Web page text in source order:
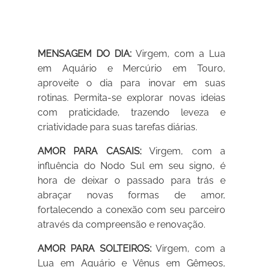
MENSAGEM DO DIA: Virgem, com a Lua
em Aquário e Mercúrio em Touro,
aproveite o dia para inovar em suas
rotinas. Permita-se explorar novas ideias
com praticidade, trazendo leveza e
criatividade para suas tarefas diárias.
AMOR PARA CASAIS:Virgem, com a
influência do Nodo Sul em seu signo, é
hora de deixar o passado para trás e
abraçar novas formas de amor,
fortalecendo a conexão com seu parceiro
através da compreensão e renovação.
AMOR PARA SOLTEIROS:Virgem, com a
Lua em Aquário e Vênus em Gêmeos,